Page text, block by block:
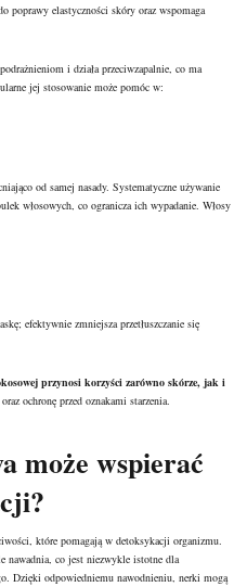
poprawy elastyczności skóry oraz wspomaga
i działa przeciwzapalnie, co ma
jej stosowanie może pomóc w:
od samej nasady. Systematyczne używanie
włosowych, co ogranicza ich wypadanie. Włosy
efektywnie zmniejsza przetłuszczanie się
przynosi korzyści zarówno skórze, jak i
ochronę przed oznakami starzenia.
może wspierać
które pomagają w detoksykacji organizmu.
nawadnia, co jest niezwykle istotne dla
Dzięki odpowiedniemu nawodnieniu, nerki mogą